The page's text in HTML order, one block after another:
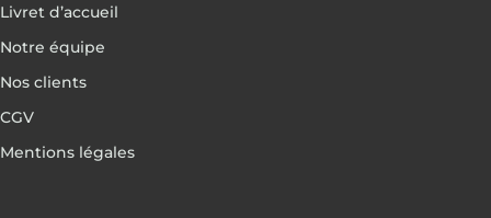
Livret d’accueil
Notre équipe
Nos clients
CGV
Mentions légales